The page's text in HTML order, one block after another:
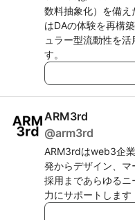
数料抽象化）を備
はDAの体験を再構
ュラー型流動性を
す。
ARM3rd
@arm3rd
ARM3rdはweb3企
発からデザイン、マ
採用まであらゆる
力にサポートします